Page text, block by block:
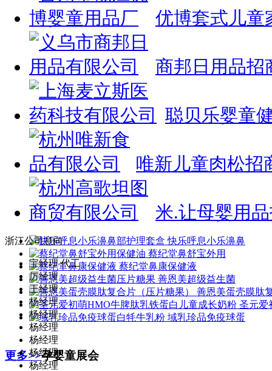
优博套式儿童
商邦日用品招
聪贝乐婴童
唯新儿童肉松招
米.让母婴用
快乐呼息小乐濞鼻
蔡纪堂鼻舒宝外用
蔡纪堂鼻康保健液
善恩美超级益生菌
善恩美蛋壳膜肽
圣元爱
域乳珍品免疫球蛋
更多>>孕婴童展会
浙江公司意向
宝经理 代工
厉经理
王经理
杨经理
杨经理
杨经理
杨经理
杨经理
杨经理